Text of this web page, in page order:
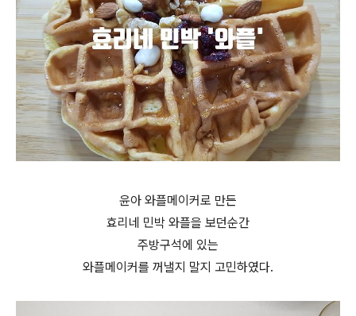
윤아 와플메이커로 만든
효리네 민박 와플을 보던순간
주방구석에 있는
와플메이커를 꺼낼지 말지 고민하였다.